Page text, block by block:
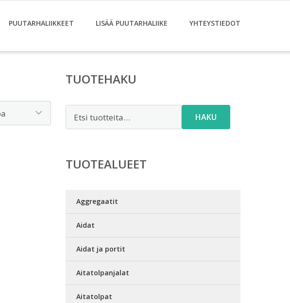
PUUTARHALIIKKEET LISÄÄ PUUTARHALIIKE YHTEYSTIEDOT
TUOTEHAKU
HAKU
TUOTEALUEET
Aggregaatit
Aidat
Aidat ja portit
Aitatolpanjalat
Aitatolpat